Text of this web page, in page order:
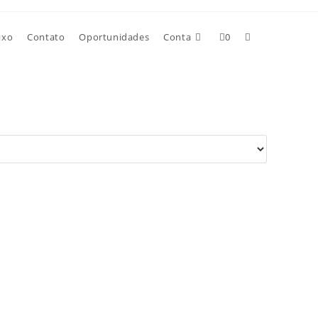
Contato Oportunidades Conta 0